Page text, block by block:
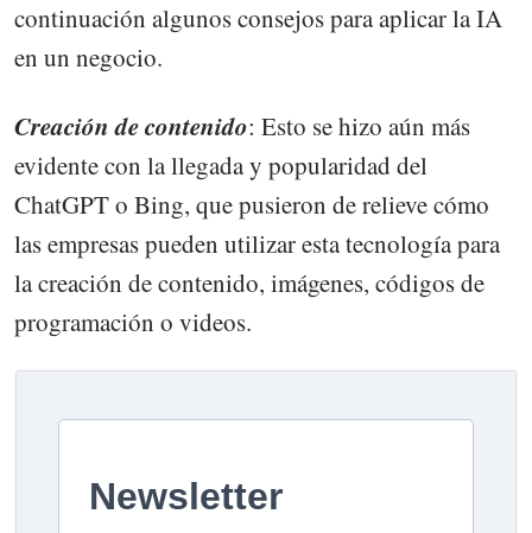
continuación algunos consejos para aplicar la IA
en un negocio.
Creación de contenido: Esto se hizo aún más
evidente con la llegada y popularidad del
ChatGPT o Bing, que pusieron de relieve cómo
las empresas pueden utilizar esta tecnología para
la creación de contenido, imágenes, códigos de
programación o videos.